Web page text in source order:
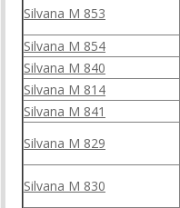
Silvana M 853
Silvana M 854
Silvana M 840
Silvana M 814
Silvana M 841
Silvana M 829
Silvana M 830